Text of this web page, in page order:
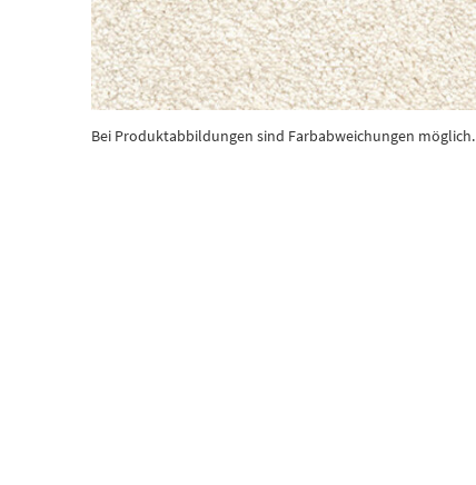
Bei Produktabbildungen sind Farbabweichungen möglich.